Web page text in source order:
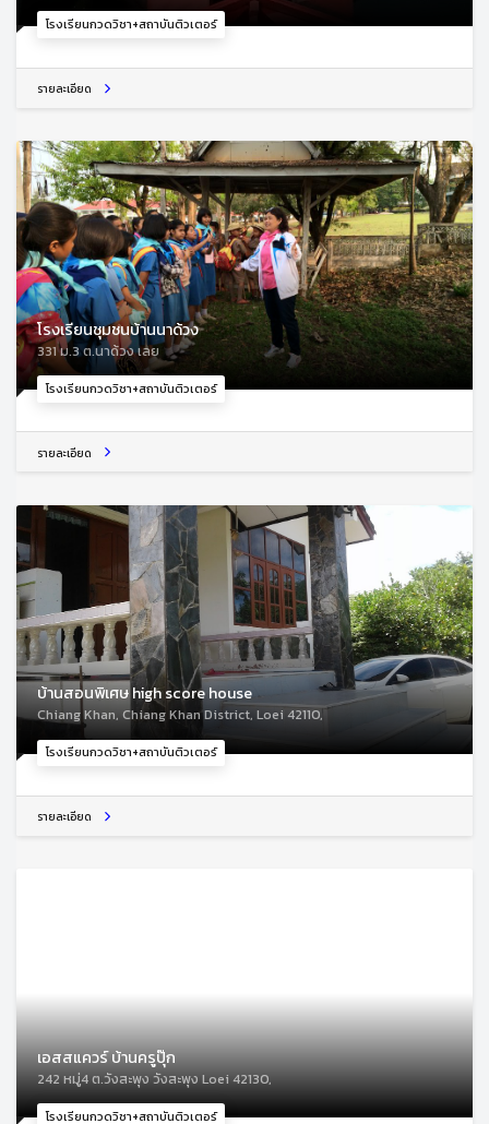
โรงเรียนกวดวิชา+สถาบันติวเตอร์
รายละเอียด
โรงเรียนกวดวิชา+สถาบันติวเตอร์
โรงเรียนชุมชนบ้านนาด้วง
331 ม.3 ต.นาด้วง เลย
รายละเอียด
โรงเรียนกวดวิชา+สถาบันติวเตอร์
บ้านสอนพิเศษ high score house
Chiang Khan, Chiang Khan District, Loei 42110,
รายละเอียด
โรงเรียนกวดวิชา+สถาบันติวเตอร์
เอสสแควร์ บ้านครูปุ๊ก
242 หมู่4 ต.วังสะพุง วังสะพุง Loei 42130,